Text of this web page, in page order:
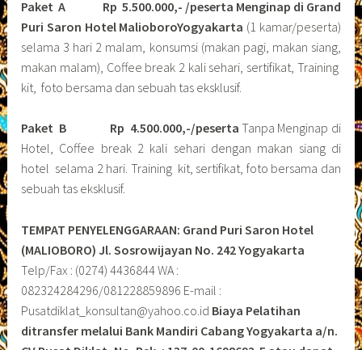
Paket A Rp 5.500.000,- /peserta Menginap di Grand
Puri Saron Hotel MalioboroYogyakarta (1 kamar/peserta)
selama 3 hari 2 malam, konsumsi (makan pagi, makan siang,
makan malam), Coffee break 2 kali sehari, sertifikat, Training
kit, foto bersama dan sebuah tas eksklusif.
Paket B Rp 4.500.000,-/pesertaTanpa Menginap di
Hotel, Coffee break 2 kali sehari dengan makan siang di
hotel selama 2 hari. Training kit, sertifikat, foto bersama dan
sebuah tas eksklusif.
TEMPAT PENYELENGGARAAN: Grand Puri Saron Hotel
(MALIOBORO) Jl. Sosrowijayan No. 242 Yogyakarta
Telp/Fax : (0274) 4436844 WA :
082324284296/081228859896 E-mail :
Pusatdiklat_konsultan@yahoo.co.id Biaya Pelatihan
ditransfer melalui Bank Mandiri Cabang Yogyakarta a/n.